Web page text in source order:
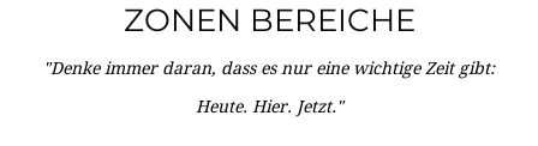
ZONEN BEREICHE
"Denke immer daran, dass es nur eine wichtige Zeit gibt:
Heute. Hier. Jetzt."